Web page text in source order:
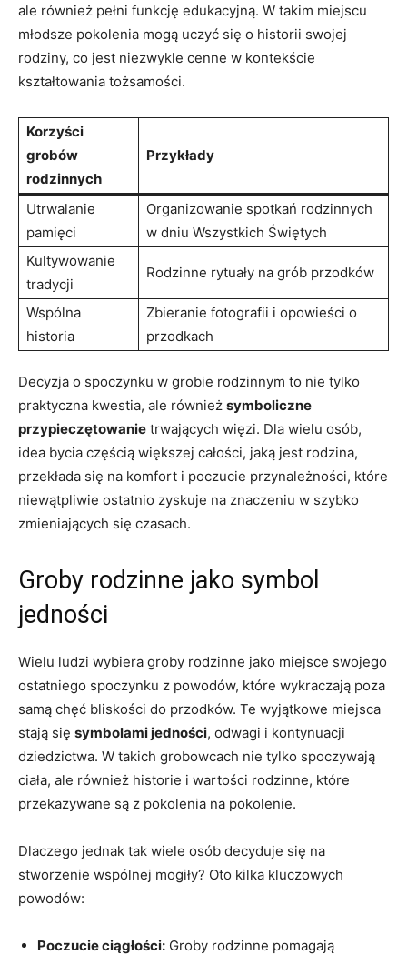
ale również pełni funkcję edukacyjną. W takim miejscu
młodsze pokolenia mogą uczyć się o historii swojej
rodziny, co jest niezwykle cenne w kontekście
kształtowania tożsamości.
Korzyści
grobów
rodzinnych
Przykłady
Utrwalanie
pamięci
Organizowanie spotkań rodzinnych
w dniu Wszystkich Świętych
Kultywowanie
tradycji
Rodzinne rytuały na grób przodków
Wspólna
historia
Zbieranie fotografii i opowieści o
przodkach
Decyzja o spoczynku w grobie rodzinnym to nie tylko
praktyczna kwestia, ale również symboliczne
przypieczętowanie trwających więzi. Dla wielu osób,
idea bycia częścią większej całości, jaką jest rodzina,
przekłada się na komfort i poczucie przynależności, które
niewątpliwie ostatnio zyskuje na znaczeniu w szybko
zmieniających się czasach.
Groby rodzinne jako symbol
jedności
Wielu ludzi wybiera groby rodzinne jako miejsce swojego
ostatniego spoczynku z powodów, które wykraczają poza
samą chęć bliskości do przodków. Te wyjątkowe miejsca
stają się symbolami jedności, odwagi i kontynuacji
dziedzictwa. W takich grobowcach nie tylko spoczywają
ciała, ale również historie i wartości rodzinne, które
przekazywane są z pokolenia na pokolenie.
Dlaczego jednak tak wiele osób decyduje się na
stworzenie wspólnej mogiły? Oto kilka kluczowych
powodów:
Poczucie ciągłości: Groby rodzinne pomagają